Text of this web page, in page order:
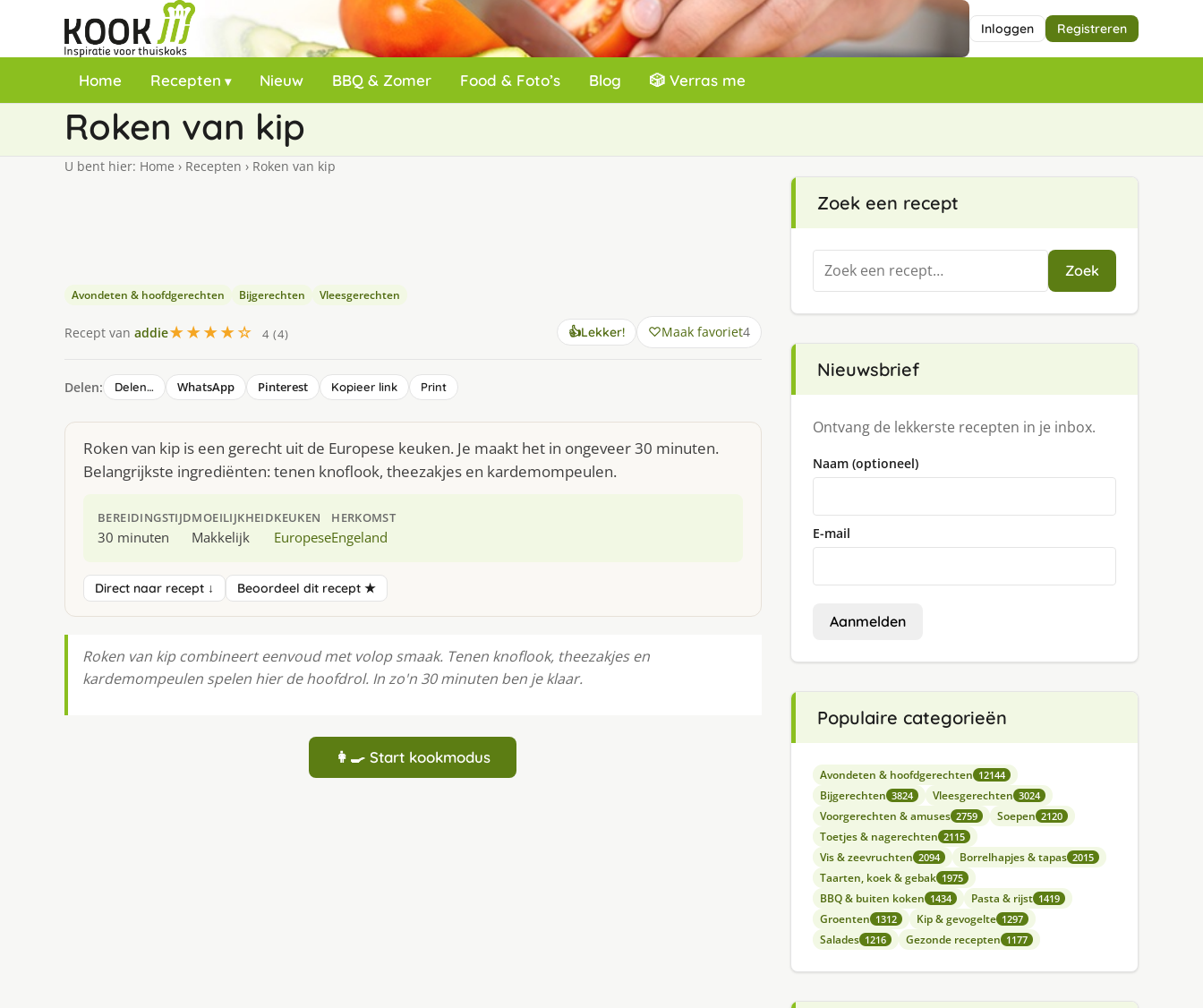
Inloggen Registreren
Home Recepten Nieuw BBQ & Zomer Food & Foto’s Blog 🎲 Verras me
Roken van kip
U bent hier: Home › Recepten › Roken van kip
Avondeten & hoofdgerechten Bijgerechten Vleesgerechten
Recept van addie★★★★☆ 4 (4) 👍Lekker! Maak favoriet4
Delen: Delen… WhatsApp Pinterest Kopieer link Print
Roken van kip is een gerecht uit de Europese keuken. Je maakt het in ongeveer 30 minuten.
Belangrijkste ingrediënten: tenen knoflook, theezakjes en kardemompeulen.
BEREIDINGSTIJD
30 minuten
MOEILIJKHEID
Makkelijk
KEUKEN
Europese
HERKOMST
Engeland
Direct naar recept ↓ Beoordeel dit recept ★
Roken van kip combineert eenvoud met volop smaak. Tenen knoflook, theezakjes en
kardemompeulen spelen hier de hoofdrol. In zo'n 30 minuten ben je klaar.
👩‍🍳 Start kookmodus
Zoek een recept
Zoeken
naar:
Zoek
Nieuwsbrief
Ontvang de lekkerste recepten in je inbox.
Naam (optioneel)
E-mail
Aanmelden
Populaire categorieën
Avondeten & hoofdgerechten 12144
Bijgerechten 3824 Vleesgerechten 3024
Voorgerechten & amuses 2759 Soepen 2120
Toetjes & nagerechten 2115
Vis & zeevruchten 2094 Borrelhapjes & tapas 2015
Taarten, koek & gebak 1975
BBQ & buiten koken 1434 Pasta & rijst 1419
Groenten 1312 Kip & gevogelte 1297
Salades 1216 Gezonde recepten 1177